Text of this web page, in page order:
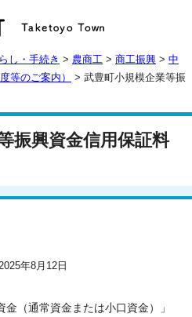
し・手続き > 農商工 > 商工振興 > 中
等のご案内）
> 武豊町小規模企業等振
振興資金信用保証料
年8月12日
（通常資金または小口資金）」